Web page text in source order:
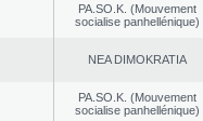
PA.SO.K. (Mouvement
socialise panhellénique)
NEA DΙMOKRATIA
PA.SO.K. (Mouvement
socialise panhellénique)